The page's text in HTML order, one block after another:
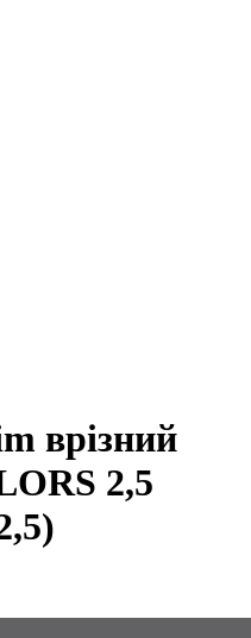
врізний
2,5